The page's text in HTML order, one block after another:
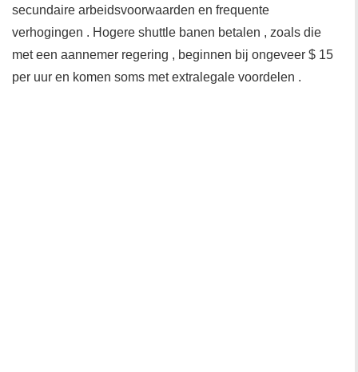
secundaire arbeidsvoorwaarden en frequente
verhogingen . Hogere shuttle banen betalen , zoals die
met een aannemer regering , beginnen bij ongeveer $ 15
per uur en komen soms met extralegale voordelen .